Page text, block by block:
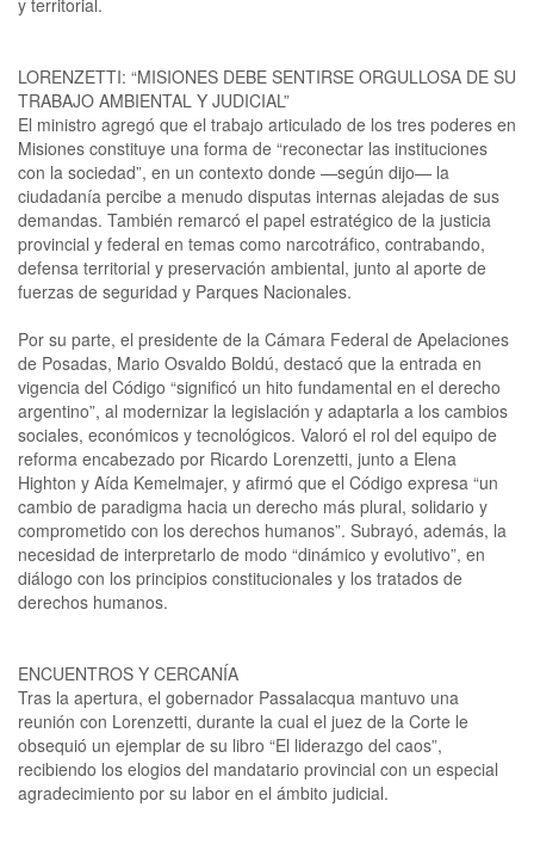
LORENZETTI: “MISIONES DEBE SENTIRSE ORGULLOSA DE SU
TRABAJO AMBIENTAL Y JUDICIAL”
El ministro agregó que el trabajo articulado de los tres poderes en
Misiones constituye una forma de “reconectar las instituciones
con la sociedad”, en un contexto donde —según dijo— la
ciudadanía percibe a menudo disputas internas alejadas de sus
demandas. También remarcó el papel estratégico de la justicia
provincial y federal en temas como narcotráfico, contrabando,
defensa territorial y preservación ambiental, junto al aporte de
fuerzas de seguridad y Parques Nacionales.
Por su parte, el presidente de la Cámara Federal de Apelaciones
de Posadas, Mario Osvaldo Boldú, destacó que la entrada en
vigencia del Código “significó un hito fundamental en el derecho
argentino”, al modernizar la legislación y adaptarla a los cambios
sociales, económicos y tecnológicos. Valoró el rol del equipo de
reforma encabezado por Ricardo Lorenzetti, junto a Elena
Highton y Aída Kemelmajer, y afirmó que el Código expresa “un
cambio de paradigma hacia un derecho más plural, solidario y
comprometido con los derechos humanos”. Subrayó, además, la
necesidad de interpretarlo de modo “dinámico y evolutivo”, en
diálogo con los principios constitucionales y los tratados de
derechos humanos.
ENCUENTROS Y CERCANÍA
Tras la apertura, el gobernador Passalacqua mantuvo una
reunión con Lorenzetti, durante la cual el juez de la Corte le
obsequió un ejemplar de su libro “El liderazgo del caos”,
recibiendo los elogios del mandatario provincial con un especial
agradecimiento por su labor en el ámbito judicial.